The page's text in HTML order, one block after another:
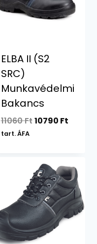
ELBA II (S2
SRC)
Munkavédelmi
Bakancs
11060FtOriginal
10790 Ft
tart. ÁFA